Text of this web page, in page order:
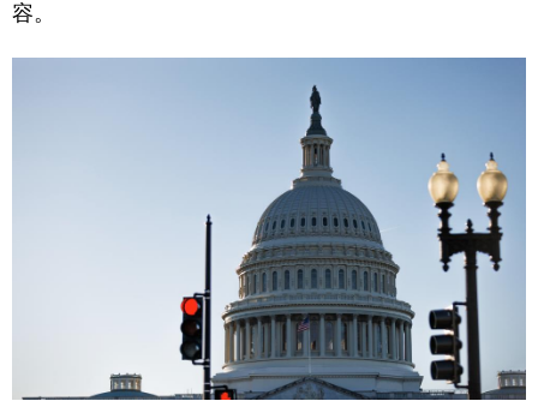
地方频道
上海
福建 江西
河南 湖北 湖南
海南 重庆
贵州 云南 西藏
甘肃 青海 宁夏
容。